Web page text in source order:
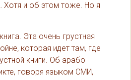
Хотя и об этом тоже. Но я
Эта очень грустная
которая идет там, где
книги. Об арабо-
говоря языком СМИ,